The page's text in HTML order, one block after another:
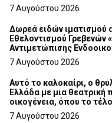
7 Αυγούστου 2026
Δωρεά ειδών ιματισμού
Εθελοντισμού Γρεβενών
Αντιμετώπισης
Τμήματος Γρεβενών
7 Αυγούστου 2026
Αυτό το καλοκαίρι, ο
Ελλάδα με μια θεατρική
οικογένεια,
7 Αυγούστου 2026